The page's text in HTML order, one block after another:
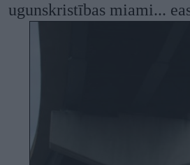
ugunskristības miami...